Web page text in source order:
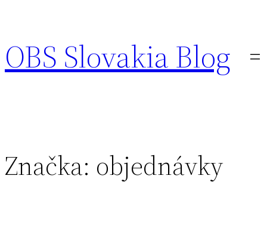
obsah
OBS Slovakia Blog
Značka: objednávky